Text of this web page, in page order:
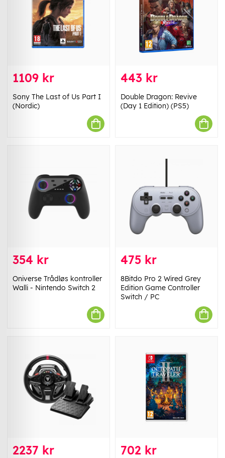
1109 kr
Sony The Last of Us Part I
(Nordic)
443 kr
Double Dragon: Revive
(Day 1 Edition) (PS5)
354 kr
Oniverse Trådløs kontroller
Walli - Nintendo Switch 2
475 kr
8Bitdo Pro 2 Wired Grey
Edition Game Controller
Switch / PC
2237 kr 702 kr